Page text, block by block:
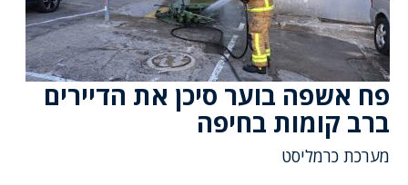
פח אשפה בוער סיכן את הדיירים
ברב קומות בחיפה
מערכת כרמליסט